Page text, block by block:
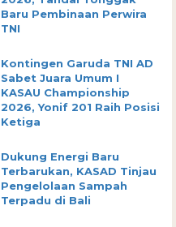
Baru Pembinaan Perwira
TNI
Kontingen Garuda TNI AD
Sabet Juara Umum I
KASAU Championship
2026, Yonif 201 Raih Posisi
Ketiga
Dukung Energi Baru
Terbarukan, KASAD Tinjau
Pengelolaan Sampah
Terpadu di Bali